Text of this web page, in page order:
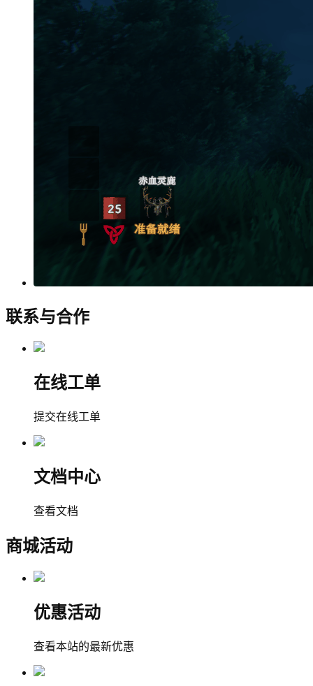
联系与合作
在线工单
提交在线工单
文档中心
查看文档
商城活动
优惠活动
查看本站的最新优惠